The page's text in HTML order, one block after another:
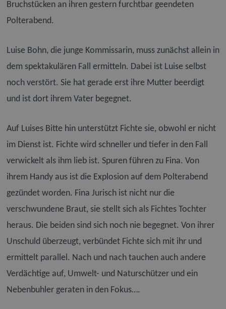
Bruchstücken an ihren gestern furchtbar geendeten
Polterabend.
Luise Bohn, die junge Kommissarin, muss zunächst allein in
dem spektakulären Fall ermitteln. Dabei ist Luise selbst
noch verstört. Sie hat gerade erst ihre Mutter beerdigt
und ist dort ihrem Vater begegnet.
Auf Luises Bitte hin unterstützt Fichte sie, obwohl er nicht
im Dienst ist. Fichte wird schneller und tiefer in den Fall
verwickelt als ihm lieb ist. Spuren führen zu Fina. Von
ihrem Handy aus ist die Explosion auf dem Polterabend
gezündet worden. Fina Jurisch ist nicht nur die
verschwundene Braut, sie stellt sich als Fichtes Tochter
heraus. Die beiden sind sich noch nie begegnet. Von ihrer
Unschuld überzeugt, verbündet Fichte sich mit ihr und
ermittelt parallel. Nach und nach tauchen auch andere
Verdächtige auf, Umwelt- und Naturschützer und ein
Nebenbuhler geraten in den Fokus….